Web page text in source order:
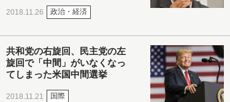
2018.11.26 政治・経済
共和党の右旋回、民主党の左
旋回で「中間」がいなくなっ
てしまった米国中間選挙
2018.11.21 国際